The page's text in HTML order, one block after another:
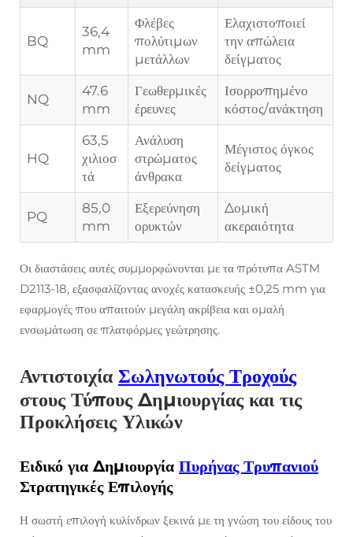
BQ
36,4
mm
Φλέβες
πολύτιμων
μετάλλων
Ελαχιστοποιεί
την απώλεια
δείγματος
NQ
47.6
mm
Γεωθερμικές
έρευνες
Ισορροπημένο
κόστος/ανάκτηση
HQ
63,5
χιλιοσ
τά
Ανάλυση
στρώματος
άνθρακα
Μέγιστος όγκος
δείγματος
PQ
85,0
mm
Εξερεύνηση
ορυκτών
Δομική
ακεραιότητα
Οι διαστάσεις αυτές συμμορφώνονται με τα πρότυπα ASTM
D2113-18, εξασφαλίζοντας ανοχές κατασκευής ±0,25 mm για
εφαρμογές που απαιτούν μεγάλη ακρίβεια και ομαλή
ενσωμάτωση σε πλατφόρμες γεώτρησης.
Αντιστοιχία Σωληνωτούς Τροχούς
στους Τύπους Δημιουργίας και τις
Προκλήσεις Υλικών
Ειδικό για Δημιουργία Πυρήνας Τρυπανιού
Στρατηγικές Επιλογής
Η σωστή επιλογή κυλίνδρων ξεκινά με τη γνώση του είδους του